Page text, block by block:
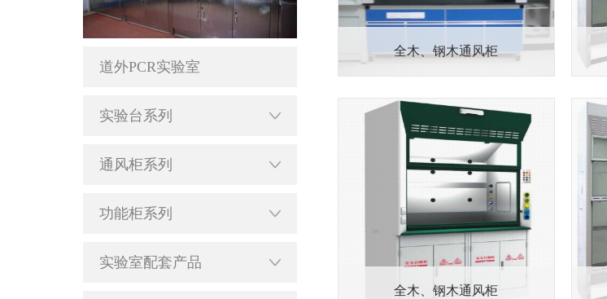
道外PCR实验室
实验台系列
通风柜系列
功能柜系列
实验室配套产品
全木、钢木通风柜
全木、钢木通风柜